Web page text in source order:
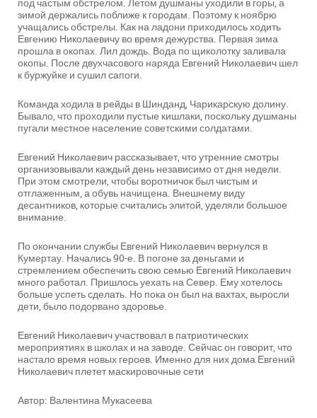
зимой держались поближе к городам. Поэтому к ноябрю
учащались обстрелы. Как на ладони приходилось ходить
Евгению Николаевичу во время дежурства. Первая зима
прошла в окопах. Лил дождь. Вода по щиколотку заливала
окопы. После двухчасового наряда Евгений Николаевич шел
к буржуйке и сушил сапоги.
Команда ходила в рейды в Шинданд, Чарикарскую долину.
Бывало, что проходили пустые кишлаки, поскольку душманы
пугали местное население советскими солдатами.
Евгений Николаевич рассказывает, что утренние смотры
организовывали каждый день независимо от дня недели.
При этом смотрели, чтобы воротничок был чистым и
отглаженным, а обувь начищена. Внешнему виду
десантников, которые считались элитой, уделяли большое
внимание.
По окончании службы Евгений Николаевич вернулся в
Кумертау. Начались 90-е. В погоне за деньгами и
стремлением обеспечить свою семью Евгений Николаевич
много работал. Пришлось уехать на Север. Ему хотелось
больше успеть сделать. Но пока он был на вахтах, выросли
дети, было подорвано здоровье.
Евгений Николаевич участвовал в патриотических
мероприятиях в школах и на заводе. Сейчас он говорит, что
настало время новых героев. Именно для них дома Евгений
Николаевич плетет маскировочные сети
Автор: Валентина Мукасеева